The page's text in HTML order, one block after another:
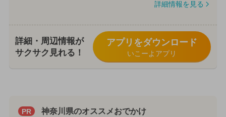
詳細情報を見る
詳細・周辺情報が
サクサク見れる！
アプリをダウンロード
いこーよアプリ
PR 神奈川県のオススメおでかけ